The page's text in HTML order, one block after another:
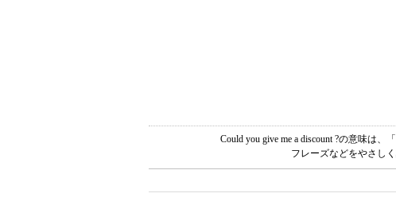
Could you give me a discount ?の意味は
フレーズなどをやさし